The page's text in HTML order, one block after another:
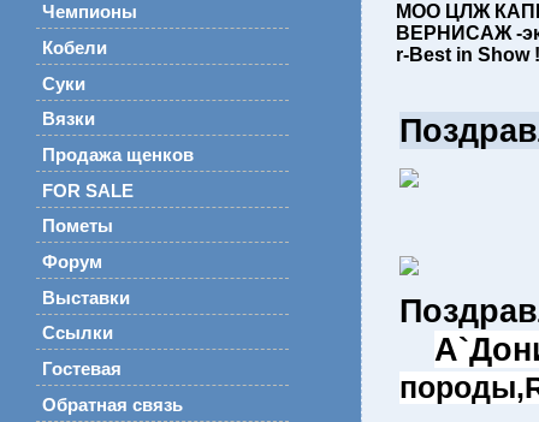
Чемпионы
Кобели
Суки
Вязки
Продажа щенков
FOR SALE
Пометы
Форум
Выставки
Ссылки
Гостевая
Обратная связь
МОО ЦЛЖ
ВЕРНИСАЖ -
r-Best in Show !